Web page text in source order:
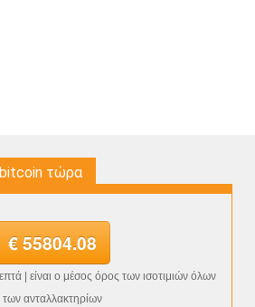
bitcoin τώρα
€ 55804.08
| είναι ο μέσος όρος των ισοτιμιών όλων
των ανταλλακτηρίων